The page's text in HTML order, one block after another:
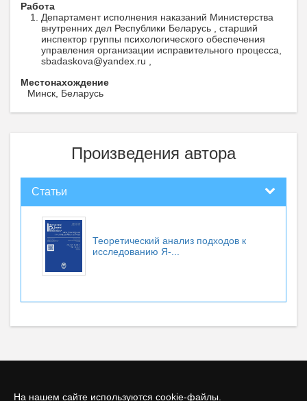
На нашем сайте используются cookie-файлы.
Работа
Департамент исполнения наказаний Министерства
внутренних дел Республики Беларусь , старший
инспектор группы психологического обеспечения
управления организации исправительного процесса,
sbadaskova@yandex.ru ,
Местонахождение
Минск, Беларусь
Произведения автора
Статьи
Теоретический анализ подходов к
исследованию Я-...